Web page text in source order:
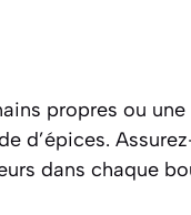
propres ou une
d’épices.
dans chaque